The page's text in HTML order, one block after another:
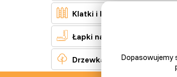
 Klatki i kojce
 Łapki na gryzonie
 Drzewka owocoweDopasowujemy